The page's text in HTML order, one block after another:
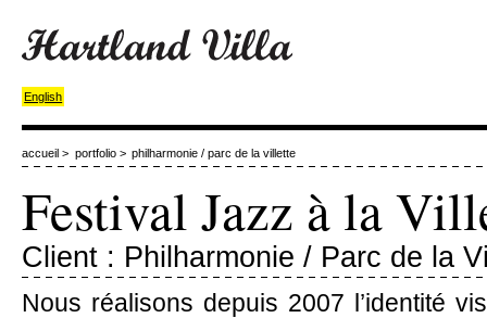
English
accueil > portfolio> philharmonie / parc de la villette
Festival Jazz à la
Client : Philharmonie / Parc de la
Nous réalisons depuis 2007 l’identité